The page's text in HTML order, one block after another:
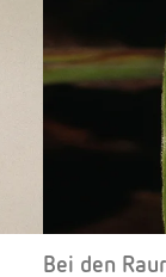
Bei den